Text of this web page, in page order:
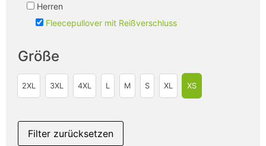
Herren
Fleecepullover mit Reißverschluss
Größe
2XL 3XL 4XL L M S XL XS
Filter zurücksetzen